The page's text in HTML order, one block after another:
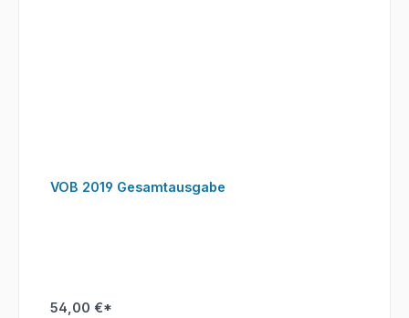
VOB 2019 Gesamtausgabe
54,00 €*